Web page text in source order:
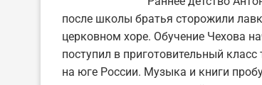
после школы братья сторожили
церковном хоре. Обучение Чехова
поступил в приготовительный
на юге России. Музыка и книги